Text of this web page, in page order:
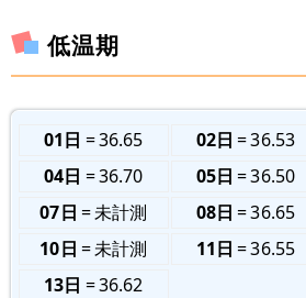
低温期
01日 36.65 02日 36.53
04日
36.70 05日 36.50
07日
未計測 08日 36.65
10日
未計測 11日 36.55
13日
36.62